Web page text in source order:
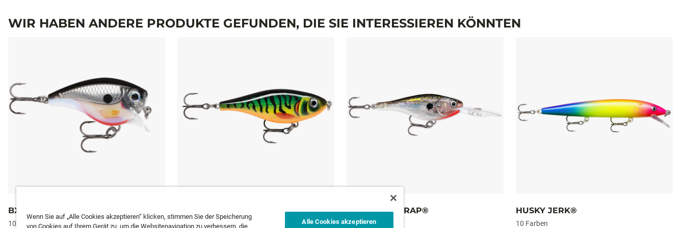
WIR HABEN ANDERE PRODUKTE GEFUNDEN, DIE SIE INTERESSIEREN KÖNNTEN
BX® BRAT
10 Farben
X-RAP® TWITCHIN’ SHAD
10 Farben
GLASS SHAD RAP®
10 Farben
HUSKY JERK®
10 Farben
Wenn Sie auf „Alle Cookies akzeptieren“ klicken, stimmen Sie der Speicherung
von Cookies auf Ihrem Gerät zu, um die Websitenavigation zu verbessern, die
Alle Cookies akzeptieren